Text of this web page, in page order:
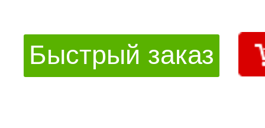
Быстрый заказ